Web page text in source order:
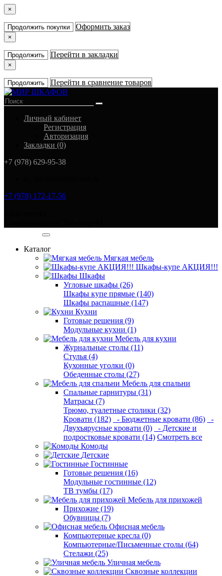
×
Продолжить покупки Оформить заказ
×
Продолжить Перейти в закладки
×
Продолжить Перейти в сравнение товаров
Личный кабинет
Регистрация
Авторизация
Закладки (0)
+7 (978) 629-95-38
+7 (978) 172-17-56
Каталог
Мягкая мебель
Шкафы-купе АКЦИЯ!!!
Шкафы
Угловые шкафы (26)
Шкафы купе прямые (140)
Шкафы распашные (147)
Кухни
Готовые решения (9)
Модульные кухни (1)
Мебель для кухни
Журнальные столы (11)
Стулья (4)
Кухонные уголки (0)
Обеденные столы (27)
Мебель для спальни
Спальные гарнитуры (31)
Матрасы (7)
Трюмо, туалетные столики (32)
Кровати (182)
- Бюджетные кровати (86)
-
Двухъярусные кровати (0)
- Детские и
подростковые кровати (14) Смотреть все
Комоды
Детские
Гостинные
Готовые решения (16)
Модульные гостинные (12)
ТВ тумбы (17)
Мебель для прихожей
Прихожие (19)
Обувницы (7)
Офисная мебель
Компьютерные кресла (0)
Компьютерные/Письменные столы (64)
Стелажи (25)
Уличная мебель
Сквозные коллекции